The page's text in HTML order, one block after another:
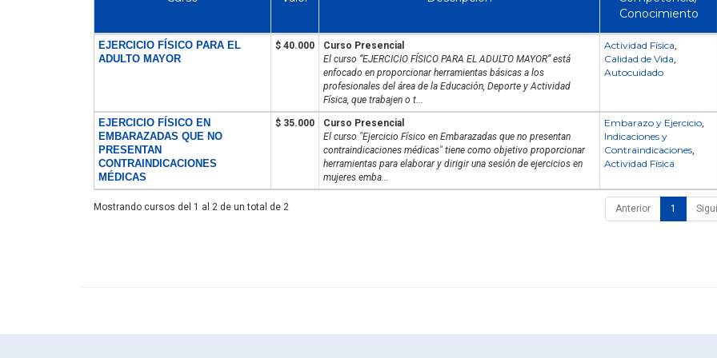
Conocimiento
EJERCICIO FÍSICO PARA EL
ADULTO MAYOR
$ 40.000
Curso Presencial
El curso “EJERCICIO FÍSICO PARA EL ADULTO MAYOR” está
enfocado en proporcionar herramientas básicas a los
profesionales del área de la Educación, Deporte y Actividad
Física, que trabajen o t...
Actividad Física,
Calidad de Vida,
Autocuidado
EJERCICIO FÍSICO EN
EMBARAZADAS QUE NO
PRESENTAN
CONTRAINDICACIONES
MÉDICAS
$ 35.000
Curso Presencial
El curso "Ejercicio Físico en Embarazadas que no presentan
contraindicaciones médicas" tiene como objetivo proporcionar
herramientas para elaborar y dirigir una sesión de ejercicios en
mujeres emba...
Embarazo y Ejercicio,
Indicaciones y
Contraindicaciones,
Actividad Física
Mostrando cursos del 1 al 2 de un total de 2 Anterior 1